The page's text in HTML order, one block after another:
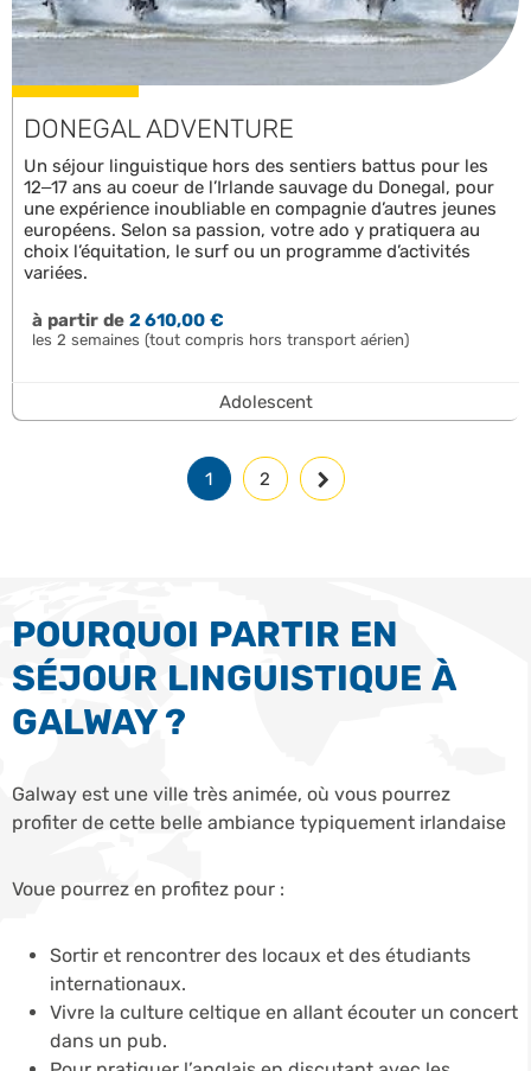
DONEGAL ADVENTURE
Un séjour linguistique hors des sentiers battus pour les
12–17 ans au coeur de l’Irlande sauvage du Donegal, pour
une expérience inoubliable en compagnie d’autres jeunes
européens. Selon sa passion, votre ado y pratiquera au
choix l’équitation, le surf ou un programme d’activités
variées.
à partir de2 610,00 €
les 2 semaines (tout compris hors transport aérien)
Adolescent
1 2
POURQUOI PARTIR EN
SÉJOUR LINGUISTIQUE À
GALWAY ?
Galway est une ville très animée, où vous pourrez
profiter de cette belle ambiance typiquement irlandaise
Voue pourrez en profitez pour :
Sortir et rencontrer des locaux et des étudiants
internationaux.
Vivre la culture celtique en allant écouter un concert
dans un pub.